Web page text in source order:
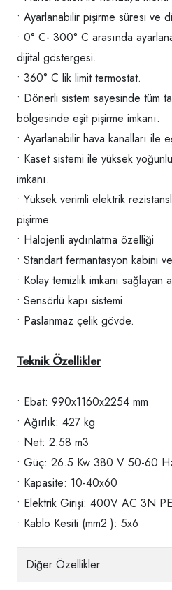
• Ayarlanabilir pişirme süresi ve
• 0° C- 300° C arasında
dijital göstergesi.
• 360° C lik limit termostat.
• Dönerli sistem sayesinde tüm
bölgesinde eşit pişirme imkanı.
• Ayarlanabilir hava kanalları ile
• Kaset sistemi ile yüksek
imkanı.
• Yüksek verimli elektrik
pişirme.
• Halojenli aydınlatma özelliği
• Standart fermantasyon kabini
• Kolay temizlik imkanı sağlayan
• Sensörlü kapı sistemi.
• Paslanmaz çelik gövde.
Teknik Özellikler
• Ebat: 990x1160x2254 mm
• Ağırlık: 427 kg
• Net: 2.58 m3
• Güç: 26.5 Kw 380 V 50-60
• Kapasite: 10-40x60
• Elektrik Girişi: 400V AC 3N PE
• Kablo Kesiti (mm2 ): 5x6
Diğer Özellikler